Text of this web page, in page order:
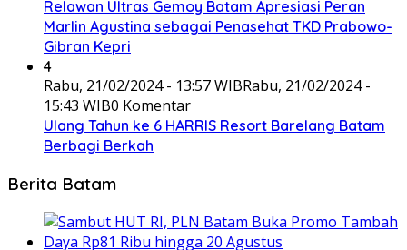
Relawan Ultras Gemoy Batam Apresiasi Peran
Marlin Agustina sebagai Penasehat TKD Prabowo-
Gibran Kepri
4
Rabu, 21/02/2024 - 13:57 WIBRabu, 21/02/2024 -
15:43 WIB0 Komentar
Ulang Tahun ke 6 HARRIS Resort Barelang Batam
Berbagi Berkah
Berita Batam